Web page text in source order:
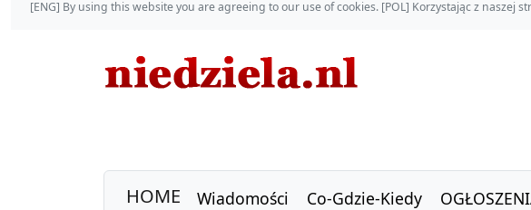
[ENG] By using this website you are agreeing to our use of cookies. [POL] Korzystając z
HOME Wiadomości Co-Gdzie-Kiedy